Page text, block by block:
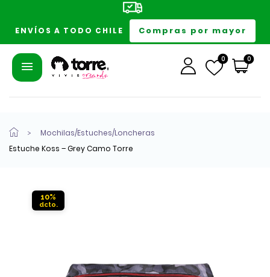
ENVÍOS A TODO CHILE Compras por mayor
0 0
Mochilas/Estuches/Loncheras
Estuche Koss – Grey Camo Torre
10%